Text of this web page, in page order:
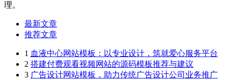
理。
最新文章
推荐文章
1 血液中心网站模板：以专业设计，筑就爱心服务平台
2 搭建付费观看视频网站的源码模板推荐与建议
3 广告设计网站模板，助力传统广告设计公司业务推广